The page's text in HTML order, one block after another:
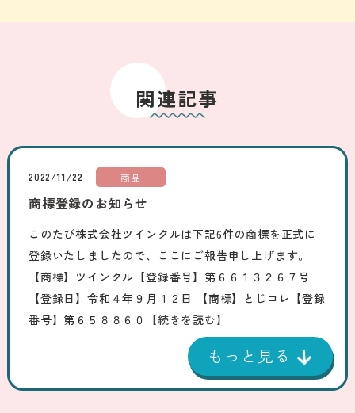
関連記事
2022/11/22 商品
商標登録のお知らせ
このたび株式会社ツインクルは下記6件の商標を正式に
登録いたしましたので、ここにご報告申し上げます。
【商標】ツインクル【登録番号】第６６１３２６７号
【登録日】令和４年９月１２日 【商標】とじコレ【登録
番号】第６５８８６０
【続きを読む】